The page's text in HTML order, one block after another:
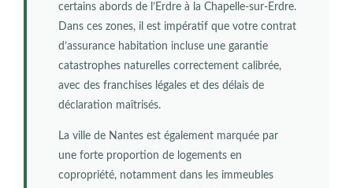
certains abords de l’Erdre à la Chapelle-sur-Erdre.
Dans ces zones, il est impératif que votre contrat
d’assurance habitation incluse une garantie
catastrophes naturelles correctement calibrée,
avec des franchises légales et des délais de
déclaration maîtrisés.
La ville de Nantes est également marquée par
une forte proportion de logements en
copropriété, notamment dans les immeubles